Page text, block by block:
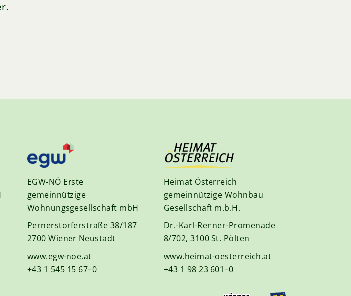
EGW-NÖ Erste
gemeinnützige
Wohnungsgesellschaft mbH
Pernerstorferstraße 38/187
2700 Wiener Neustadt
www.egw-noe.at
+43 1 545 15 67–0
Heimat Österreich
gemeinnützige Wohnbau
Gesellschaft m.b.H.
Dr.-Karl-Renner-Promenade
8/702, 3100 St. Pölten
www.heimat-oesterreich.at
+43 1 98 23 601–0